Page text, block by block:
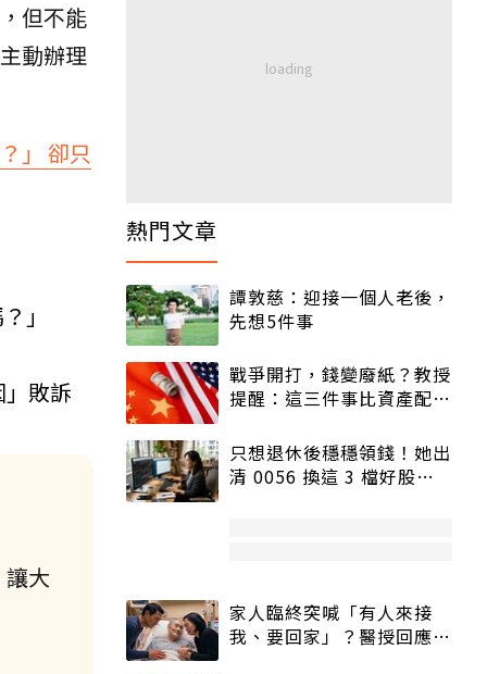
但不能
動辦理
」 卻只
」
敗訴
大
熱門文章
譚敦慈：迎接一個人老後，
先想5件事
戰爭開打，錢變廢紙？教授
提醒：這三件事比資產配置
只想退休後穩穩領錢！她出
清 0056 換這 3 檔好股：
家人臨終突喊「有人來接
我、要回家」？醫授回應方